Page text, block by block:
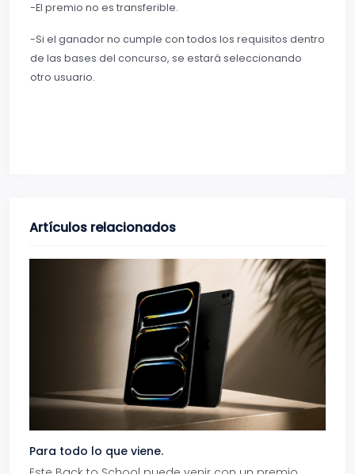
-El premio no es transferible.
-Si el ganador no cumple con todos los requisitos dentro
de las bases del concurso, se estará seleccionando
otro usuario.
Artículos relacionados
Para todo lo que viene.